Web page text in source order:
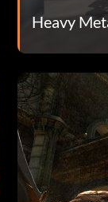
Heavy